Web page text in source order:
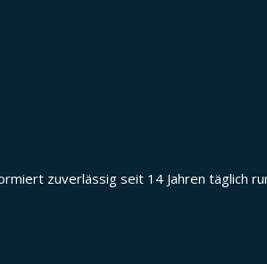
zuverlässig seit 14 Jahren täglich